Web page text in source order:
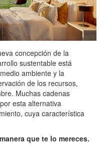
concepción de la
sustentable está
ambiente y la
de los recursos,
Muchas cadenas
esta alternativa
cuya característica
que te lo mereces.